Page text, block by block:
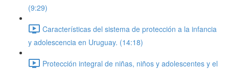
(9:29)
Características del sistema de protección a la infancia
y adolescencia en Uruguay. (14:18)
Protección integral de niñas, niños y adolescentes y el